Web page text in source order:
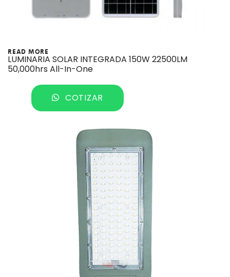
READ MORE
LUMINARIA SOLAR INTEGRADA 150W 22500LM
50,000hrs All-In-One
COTIZAR